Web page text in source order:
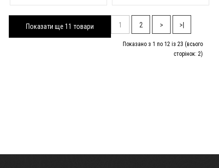
Показати ще 11 товари 1 2 > >|
Показано з 1 по 12 із 23 (всього
сторінок: 2)